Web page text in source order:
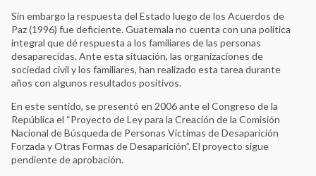
Sin embargo la respuesta del Estado luego de los Acuerdos de
Paz (1996) fue deficiente. Guatemala no cuenta con una política
integral que dé respuesta a los familiares de las personas
desaparecidas. Ante esta situación, las organizaciones de
sociedad civil y los familiares, han realizado esta tarea durante
años con algunos resultados positivos.
En este sentido, se presentó en 2006 ante el Congreso de la
República el “Proyecto de Ley para la Creación de la Comisión
Nacional de Búsqueda de Personas Víctimas de Desaparición
Forzada y Otras Formas de Desaparición”. El proyecto sigue
pendiente de aprobación.